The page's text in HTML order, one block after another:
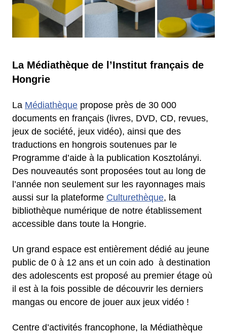
La Médiathèque de l’Institut français de
Hongrie
La Médiathèque propose près de 30 000
documents en français (livres, DVD, CD, revues,
jeux de société, jeux vidéo), ainsi que des
traductions en hongrois soutenues par le
Programme d’aide à la publication Kosztolányi.
Des nouveautés sont proposées tout au long de
l’année non seulement sur les rayonnages mais
aussi sur la plateforme Culturethèque, la
bibliothèque numérique de notre établissement
accessible dans toute la Hongrie.
Un grand espace est entièrement dédié au jeune
public de 0 à 12 ans et un coin ado à destination
des adolescents est proposé au premier étage où
il est à la fois possible de découvrir les derniers
mangas ou encore de jouer aux jeux vidéo !
Centre d’activités francophone, la Médiathèque